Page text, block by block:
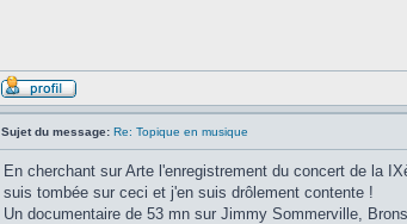
Sujet du message: Re: Topique en musique
En cherchant sur Arte l'enregistrement du concert de la
suis tombée sur ceci et j'en suis drôlement contente !
Un documentaire de 53 mn sur Jimmy Sommerville,